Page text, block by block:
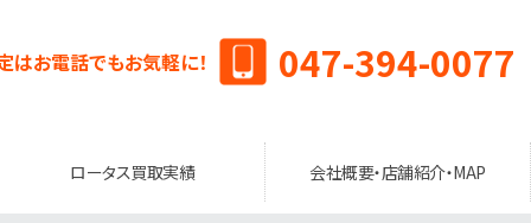
はお電話でもお気軽に！ 047-394-0077
ロータス買取実績 会社概要・店舗紹介・MAP